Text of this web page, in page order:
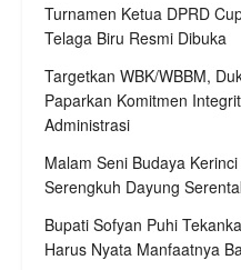
Turnamen Ketua DPRD
Telaga Biru Resmi Dibuka
Targetkan WBK/WBBM,
Paparkan Komitmen
Administrasi
Malam Seni Budaya
Serengkuh Dayung
Bupati Sofyan Puhi
Harus Nyata Manfaatnya